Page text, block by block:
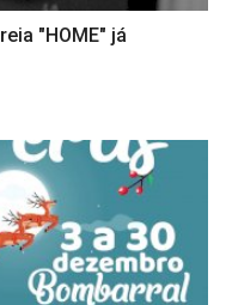
"HOME" já